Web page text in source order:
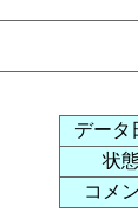
データ
状
コメ